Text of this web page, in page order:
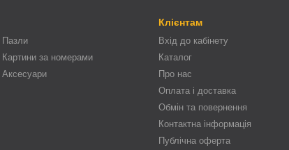
Пазли
Картини за номерами
Аксесуари
Клієнтам
Вхід до кабінету
Каталог
Про нас
Оплата і доставка
Обмін та повернення
Контактна інформація
Публічна оферта